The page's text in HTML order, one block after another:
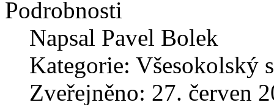
Podrobnosti
Napsal Pavel Bolek
Kategorie: Všesokolský
Zveřejněno: 27. červen